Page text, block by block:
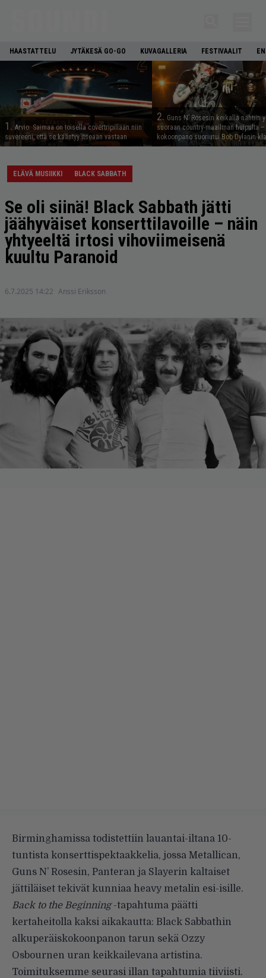
HAASTATTELU JYTÄKESÄ GO-GO KUVAGALLERIA FESTIVAALIT
1. Arvio: Saimaa on toisella covertripillään niin
suvereeni, että se kääntyy itseään vastaan
2. Guns N’ Rosesin keikalla nähtiin
suoraan country-maailman huipulta
kokoonpano suoriutui Bob Dylanin
ELÄVÄ MUSIIKKI BLACK SABBATH
Se oli siinä! Black Sabbath jätti
jäähyväiset konserttilavoille – näin
yhtyeeltä irtosi vihoviimeisenä
kuultu Paranoid
6.7.2025 14:22 Anssi Eriksson
Birminghamissa todistettiin lauantai-iltana 10-
tuntista konserttispektaakkelia, jossa Metallican,
Guns N’ Rosesin, Panteran ja Slayerin kaltaiset
jättiläiset tekivät kunniaa heavy metalin esi-isille.
Back to the Beginning-tapahtuma päätti
kertaheitolla kaksi aikakautta: Black Sabbathin
alkuperäiskokoonpanon tarun sekä Ozzy
Osbournen uran keikkailevana artistina.
Toimituksemme seurasi illan tapahtumia tiiviisti.